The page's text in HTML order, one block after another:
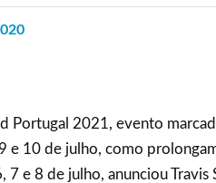
Portugal 2021, evento
e 10 de julho, como
7 e 8 de julho, anunciou